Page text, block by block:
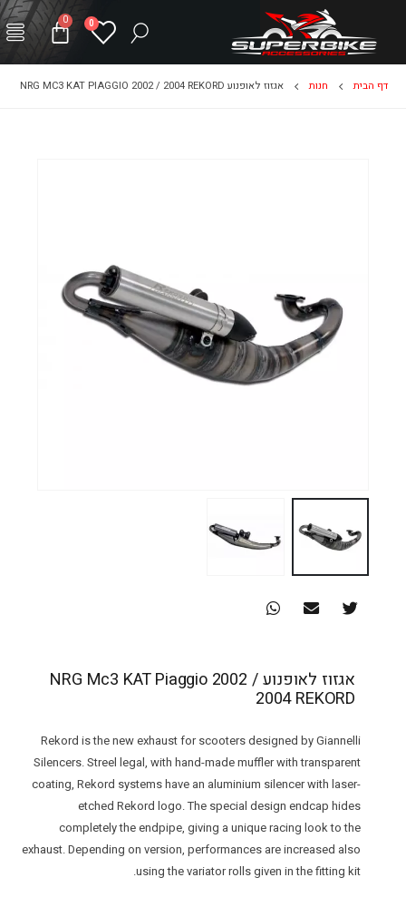
0
0
דף הבית חנות אגזוז לאופנוע NRG MC3 KAT PIAGGIO 2002 / 2004 REKORD
אגזוז לאופנוע NRG Mc3 KAT Piaggio 2002 /
2004 REKORD
Rekord is the new exhaust for scooters designed by Giannelli
Silencers. Streel legal, with hand-made muffler with transparent
coating, Rekord systems have an aluminium silencer with laser-
etched Rekord logo. The special design endcap hides
completely the endpipe, giving a unique racing look to the
exhaust. Depending on version, performances are increased also
using the variator rolls given in the fitting kit.